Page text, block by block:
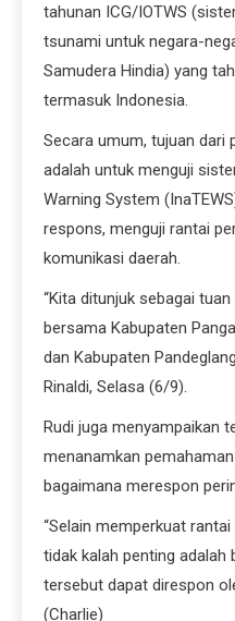
tahunan ICG/IOTWS
tsunami untuk negara-
Samudera Hindia) yang
termasuk Indonesia.
Secara umum, tujuan dari
adalah untuk menguji
Warning System
respons, menguji rantai
komunikasi daerah.
“Kita ditunjuk sebagai
bersama Kabupaten
dan Kabupaten
Rinaldi, Selasa (6/9).
Rudi juga menyampaikan
menanamkan
bagaimana merespon
“Selain memperkuat
tidak kalah penting adalah
tersebut dapat direspon
(Charlie)